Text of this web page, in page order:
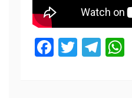
F
T
T